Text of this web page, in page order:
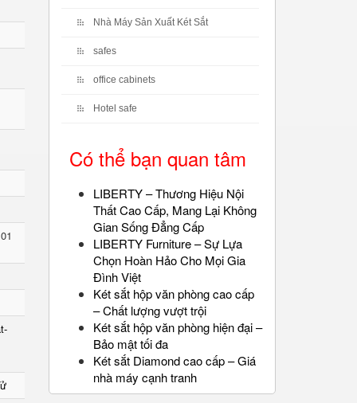
Nhà Máy Sản Xuất Két Sắt
safes
office cabinets
Hotel safe
Có thể bạn quan tâm
LIBERTY – Thương Hiệu Nội
Thất Cao Cấp, Mang Lại Không
Gian Sống Đẳng Cấp
LIBERTY Furniture – Sự Lựa
Chọn Hoàn Hảo Cho Mọi Gia
Đình Việt
Két sắt hộp văn phòng cao cấp
– Chất lượng vượt trội
Két sắt hộp văn phòng hiện đại –
Bảo mật tối đa
Két sắt Diamond cao cấp – Giá
nhà máy cạnh tranh